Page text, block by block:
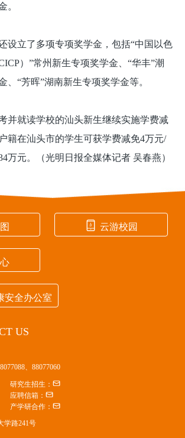
。
设立了多项专项奖学金，包括“中国以色
）”常州新生专项奖学金、“华丰”潮
、“芳晖”湖南新生专项奖学金等。
并就读学校的汕头新生继续实施学费减
籍在汕头市的学生可获学费减免4万元/
万元。（光明日报全媒体记者 吴春燕）
 云游校园
安全办公室
US
、88077060
研究生招生：
应聘信箱：
产学研合作：
学路241号